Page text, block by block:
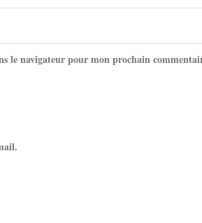
le navigateur pour mon prochain